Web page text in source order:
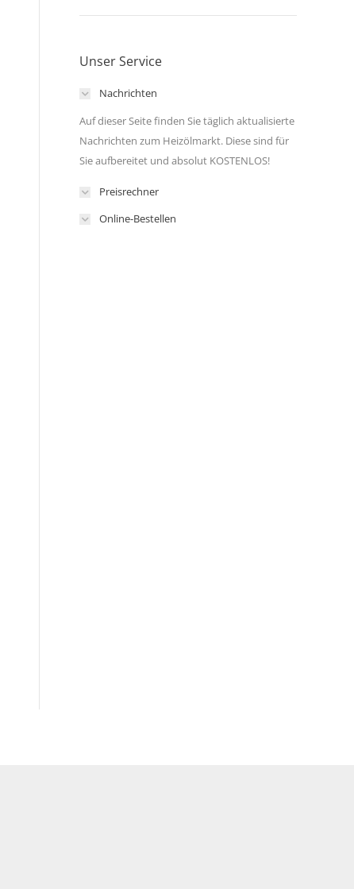
Unser Service
Nachrichten
Auf dieser Seite finden Sie täglich aktualisierte
Nachrichten zum Heizölmarkt. Diese sind für
Sie aufbereitet und absolut KOSTENLOS!
Preisrechner
Online-Bestellen